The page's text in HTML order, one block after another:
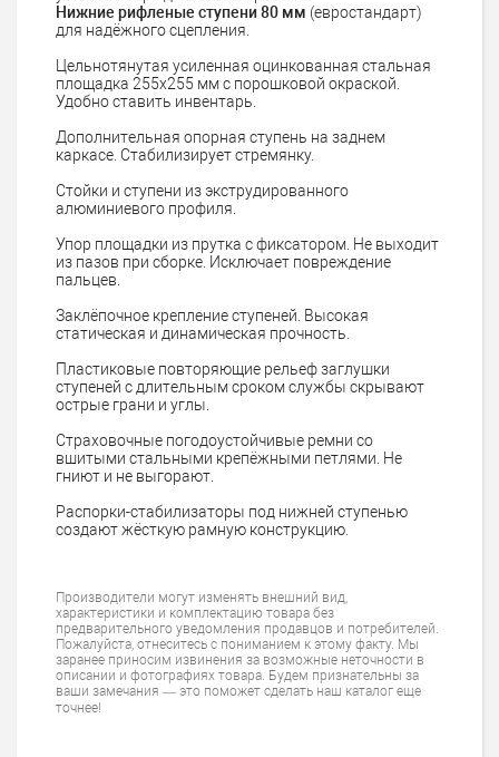
Нижние рифленые ступени 80 мм (евростандарт)
для надёжного сцепления.
Цельнотянутая усиленная оцинкованная стальная
площадка 255х255 мм с порошковой окраской.
Удобно ставить инвентарь.
Дополнительная опорная ступень на заднем
каркасе. Стабилизирует стремянку.
Стойки и ступени из экструдированного
алюминиевого профиля.
Упор площадки из прутка с фиксатором. Не выходит
из пазов при сборке. Исключает повреждение
пальцев.
Заклёпочное крепление ступеней. Высокая
статическая и динамическая прочность.
Пластиковые повторяющие рельеф заглушки
ступеней с длительным сроком службы скрывают
острые грани и углы.
Страховочные погодоустойчивые ремни со
вшитыми стальными крепёжными петлями. Не
гниют и не выгорают.
Распорки-стабилизаторы под нижней ступенью
создают жёсткую рамную конструкцию.
Производители могут изменять внешний вид,
характеристики и комплектацию товара без
предварительного уведомления продавцов и потребителей.
Пожалуйста, отнеситесь с пониманием к этому факту. Мы
заранее приносим извинения за возможные неточности в
описании и фотографиях товара. Будем признательны за
ваши замечания — это поможет сделать наш каталог еще
точнее!